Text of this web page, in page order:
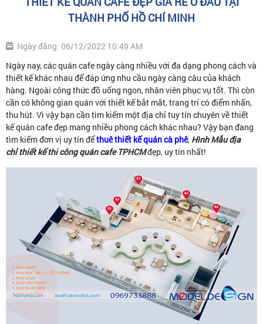
THÀNH PHỐ HỒ CHÍ MINH
Ngày đăng: 06/12/2022 10:49 AM
Ngày nay, các quán cafe ngày càng nhiều với đa dạng phong cách và
thiết kế khác nhau để đáp ứng nhu cầu ngày càng câu của khách
hàng. Ngoài công thức đồ uống ngon, nhân viên phục vụ tốt. Thì còn
cần có không gian quán với thiết kế bắt mắt, trang trí có điểm nhấn,
thu hút. Vì vậy bạn cần tìm kiếm một địa chỉ tuy tín chuyên về thiết
kế quán cafe đẹp mang nhiều phong cách khác nhau? Vậy bạn đang
tìm kiếm đơn vị uy tín đểthuê thiết kế quán cà phê, Hình Mẫu địa
chỉ thiết kế thi công quán cafe TPHCMđẹp, uy tín nhất!